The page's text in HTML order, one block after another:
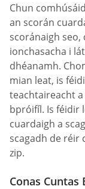
Chun
an scorán
scoránaigh
ionchasacha i
dhéanamh.
mian leat, is
teachtaireacht
bpróifíl. Is féidir
cuardaigh a
scagadh de réir
zip.
Conas Cuntas